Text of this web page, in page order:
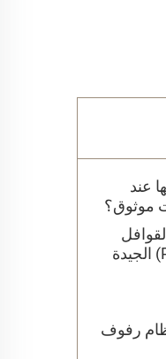
عند
موثوق؟
البالية (Pallet Shuttle Racking) الجيدة
رفوف